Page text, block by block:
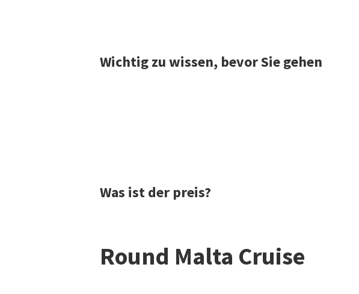
Wichtig zu wissen, bevor Sie gehen
Was ist der preis?
Round Malta Cruise